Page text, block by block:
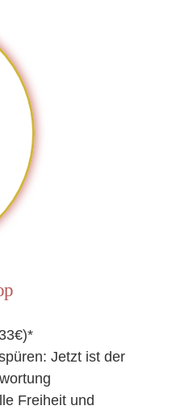
Jetzt ist der
Freiheit und